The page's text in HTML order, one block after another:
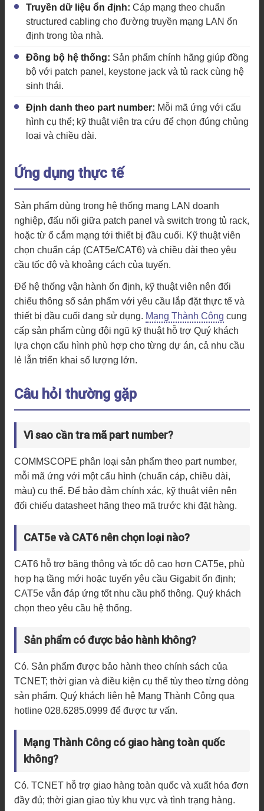
Truyền dữ liệu ổn định: Cáp mạng theo chuẩn
structured cabling cho đường truyền mạng LAN ổn
định trong tòa nhà.
Đồng bộ hệ thống: Sản phẩm chính hãng giúp đồng
bộ với patch panel, keystone jack và tủ rack cùng hệ
sinh thái.
Định danh theo part number: Mỗi mã ứng với cấu
hình cụ thể; kỹ thuật viên tra cứu để chọn đúng chủng
loại và chiều dài.
Ứng dụng thực tế
Sản phẩm dùng trong hệ thống mạng LAN doanh
nghiệp, đấu nối giữa patch panel và switch trong tủ rack,
hoặc từ ổ cắm mạng tới thiết bị đầu cuối. Kỹ thuật viên
chọn chuẩn cáp (CAT5e/CAT6) và chiều dài theo yêu
cầu tốc độ và khoảng cách của tuyến.
Để hệ thống vận hành ổn định, kỹ thuật viên nên đối
chiếu thông số sản phẩm với yêu cầu lắp đặt thực tế và
thiết bị đầu cuối đang sử dụng. Mạng Thành Công cung
cấp sản phẩm cùng đội ngũ kỹ thuật hỗ trợ Quý khách
lựa chọn cấu hình phù hợp cho từng dự án, cả nhu cầu
lẻ lẫn triển khai số lượng lớn.
Câu hỏi thường gặp
Vì sao cần tra mã part number?
COMMSCOPE phân loại sản phẩm theo part number,
mỗi mã ứng với một cấu hình (chuẩn cáp, chiều dài,
màu) cụ thể. Để bảo đảm chính xác, kỹ thuật viên nên
đối chiếu datasheet hãng theo mã trước khi đặt hàng.
CAT5e và CAT6 nên chọn loại nào?
CAT6 hỗ trợ băng thông và tốc độ cao hơn CAT5e, phù
hợp hạ tầng mới hoặc tuyến yêu cầu Gigabit ổn định;
CAT5e vẫn đáp ứng tốt nhu cầu phổ thông. Quý khách
chọn theo yêu cầu hệ thống.
Sản phẩm có được bảo hành không?
Có. Sản phẩm được bảo hành theo chính sách của
TCNET; thời gian và điều kiện cụ thể tùy theo từng dòng
sản phẩm. Quý khách liên hệ Mạng Thành Công qua
hotline 028.6285.0999 để được tư vấn.
Mạng Thành Công có giao hàng toàn quốc
không?
Có. TCNET hỗ trợ giao hàng toàn quốc và xuất hóa đơn
đầy đủ; thời gian giao tùy khu vực và tình trạng hàng.